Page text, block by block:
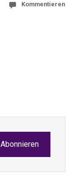
Kommentieren
Abonnieren